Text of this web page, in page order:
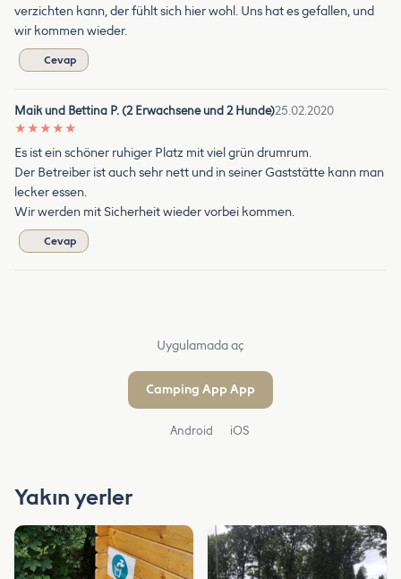
verzichten kann, der fühlt sich hier wohl. Uns hat es gefallen, und
wir kommen wieder.
Cevap
Maik und Bettina P. (2 Erwachsene und 2 Hunde)25.02.2020
★ ★ ★ ★ ★
Es ist ein schöner ruhiger Platz mit viel grün drumrum.
Der Betreiber ist auch sehr nett und in seiner Gaststätte kann man
lecker essen.
Wir werden mit Sicherheit wieder vorbei kommen.
Cevap
Uygulamada aç
Camping App App
Android iOS
Yakın yerler